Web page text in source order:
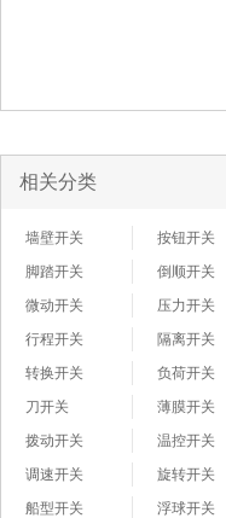
相关分类
墙壁开关
按钮开关
脚踏开关
倒顺开关
微动开关
压力开关
行程开关
隔离开关
转换开关
负荷开关
刀开关
薄膜开关
拨动开关
温控开关
调速开关
旋转开关
船型开关
浮球开关